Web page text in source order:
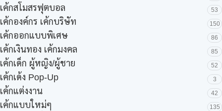
เค้กสโมสรฟุตบอล 53
เค้กองค์กร เค้กบริษัท 150
เค้กออกแบบพิเศษ 86
เค้กเงินทอง เค้กมงคล 85
เค้กเด็ก ผู้หญิง/ผู้ชาย 52
เค้กเด้ง Pop-Up 3
เค้กแต่งงาน 42
เค้กแบบใหม่ๆ 135